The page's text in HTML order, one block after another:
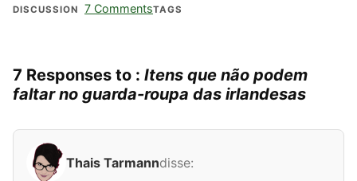
DISCUSSION 7 CommentsTAGS
7 Responses to : Itens que não podem
faltar no guarda-roupa das irlandesas
Thais Tarmanndisse: